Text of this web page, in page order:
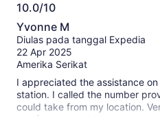
10.0/10
10.0
dari
10
Yvonne M
Diulas pada tanggal Expedia
22 Apr 2025
Amerika Serikat
I appreciated the assistance
station. I called the number
could take from my location.